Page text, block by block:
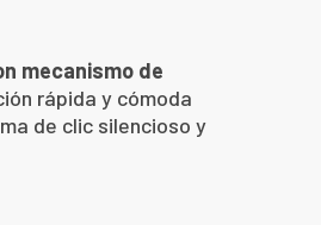
mecanismo de
rápida y cómoda
de clic silencioso y